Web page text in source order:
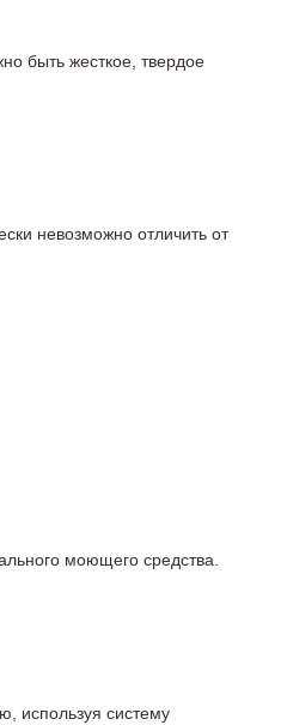
быть жесткое, твердое
невозможно отличить от
моющего средства.
используя систему